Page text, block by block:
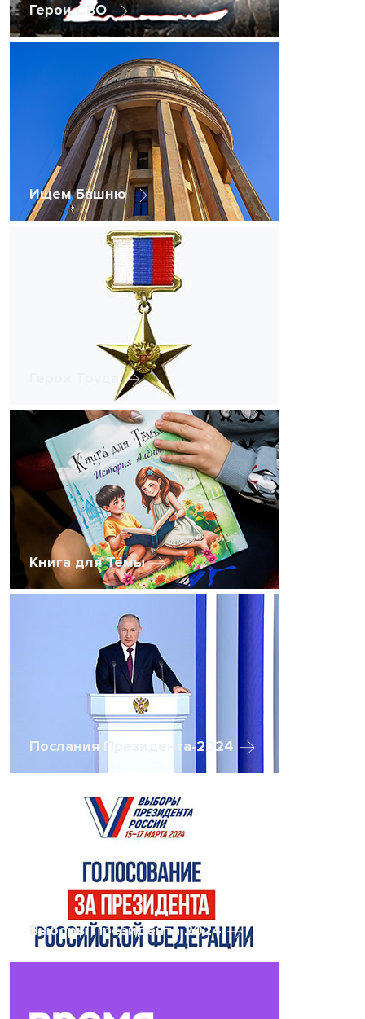
Герои СВО
Ищем Башню
Книга для Тёмы
Послания Президента-2024
Выборы Президента 2024